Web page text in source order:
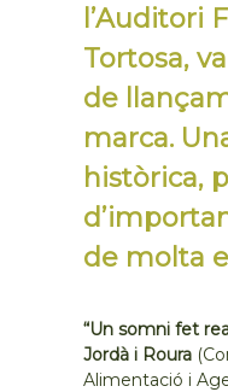
l’Auditori
Tortosa,
de
marca.
històrica,
de molta
“Un somni fet
Jordà i Roura
Alimentació i